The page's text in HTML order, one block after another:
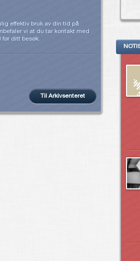
effektiv bruk av din tid på
vi at du tar kontakt med
før ditt besøk.
Til Arkivsenteret